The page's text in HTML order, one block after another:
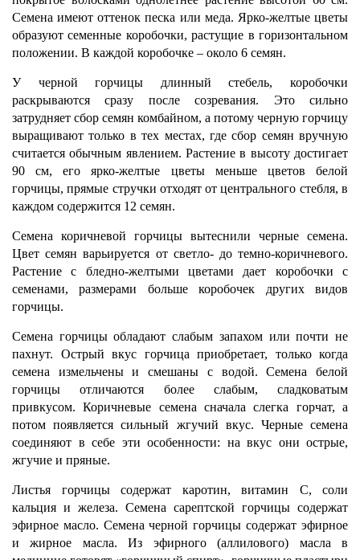
Семена имеют оттенок песка или меда. Ярко-желтые цветы
образуют семенные коробочки, растущие в горизонтальном
положении. В каждой коробочке – около 6 семян.
У черной горчицы длинный стебель, коробочки
раскрываются сразу после созревания. Это сильно
затрудняет сбор семян комбайном, а потому черную горчицу
выращивают только в тех местах, где сбор семян вручную
считается обычным явлением. Растение в высоту достигает
90 см, его ярко-желтые цветы меньше цветов белой
горчицы, прямые стручки отходят от центрального стебля, в
каждом содержится 12 семян.
Семена коричневой горчицы вытеснили черные семена.
Цвет семян варьируется от светло- до темно-коричневого.
Растение с бледно-желтыми цветами дает коробочки с
семенами, размерами больше коробочек других видов
горчицы.
Семена горчицы обладают слабым запахом или почти не
пахнут. Острый вкус горчица приобретает, только когда
семена измельчены и смешаны с водой. Семена белой
горчицы отличаются более слабым, сладковатым
привкусом. Коричневые семена сначала слегка горчат, а
потом появляется сильный жгучий вкус. Черные семена
соединяют в себе эти особенности: на вкус они острые,
жгучие и пряные.
Листья горчицы содержат каротин, витамин С, соли
кальция и железа. Семена сарептской горчицы содержат
эфирное масло. Семена черной горчицы содержат эфирное
и жирное масла. Из эфирного (аллилового) масла в